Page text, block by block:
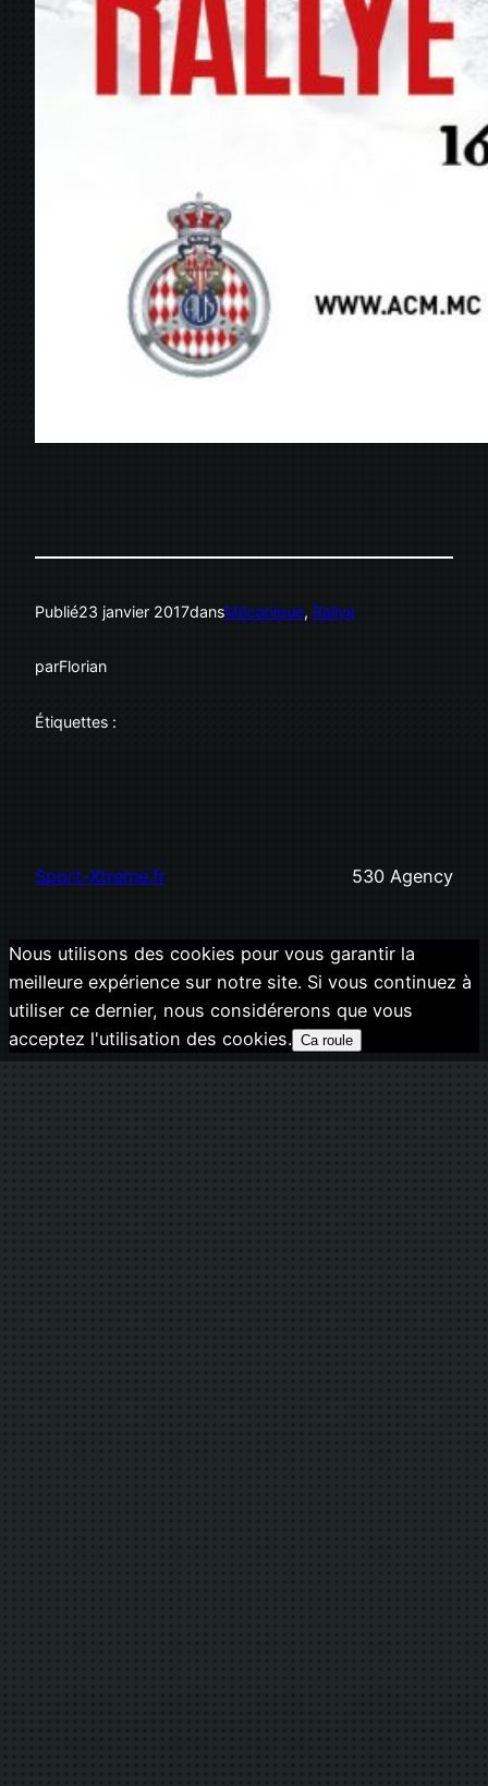
Publié23 janvier 2017dansMécanique, Rallye
parFlorian
Étiquettes :
Sport-Xtreme.fr 530 Agency
Nous utilisons des cookies pour vous garantir la
meilleure expérience sur notre site. Si vous continuez à
utiliser ce dernier, nous considérerons que vous
acceptez l'utilisation des cookies. Ca roule